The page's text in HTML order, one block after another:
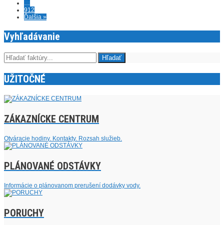
…
912
Ďalšia »
Vyhľadávanie
UŽITOČNÉ
ZÁKAZNÍCKE CENTRUM
Otváracie hodiny. Kontakty. Rozsah služieb.
PLÁNOVANÉ ODSTÁVKY
Informácie o plánovanom prerušení dodávky vody.
PORUCHY